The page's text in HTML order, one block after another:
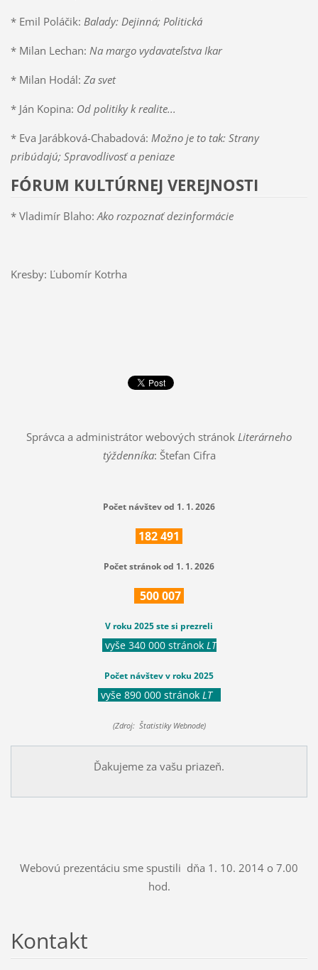
* Emil Poláčik: Balady: Dejinná; Politická
* Milan Lechan: Na margo vydavateľstva Ikar
* Milan Hodál: Za svet
* Ján Kopina: Od politiky k realite...
* Eva Jarábková-Chabadová: Možno je to tak: Strany
pribúdajú; Spravodlivosť a peniaze
FÓRUM KULTÚRNEJ VEREJNOSTI
* Vladimír Blaho: Ako rozpoznať dezinformácie
Kresby: Ľubomír Kotrha
Správca a administrátor webových stránok Literárneho
týždenníka: Štefan Cifra
Počet návštev od 1. 1. 2026
182491
Počet stránok od 1. 1. 2026
500007
V roku 2025 ste si prezreli
vyše 340 000 stránok LT
Počet návštev v roku 2025
vyše 890 000 stránok LT
(Zdroj: Štatistiky Webnode)
Ďakujeme za vašu priazeň.
Webovú prezentáciu sme spustili dňa 1. 10. 2014 o 7.00
hod.
Kontakt